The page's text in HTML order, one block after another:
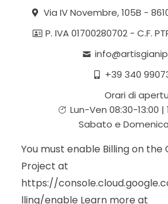
Via IV Novembre, 105B -
P. IVA 01700280702 - C.F.
+39 340
Orari di
Lun-Ven 08:30-13:00 |
Sabato e Domenica
You must enable Billing on the
Project at
https://
lling/enable Learn more at